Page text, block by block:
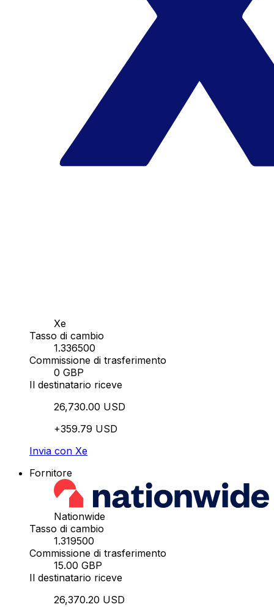
Xe
Tasso di cambio
1.336500
Commissione di trasferimento
0 GBP
Il destinatario riceve
26,730.00 USD
+359.79 USD
Invia con Xe
Fornitore
Nationwide
Tasso di cambio
1.319500
Commissione di trasferimento
15.00 GBP
Il destinatario riceve
26,370.20 USD